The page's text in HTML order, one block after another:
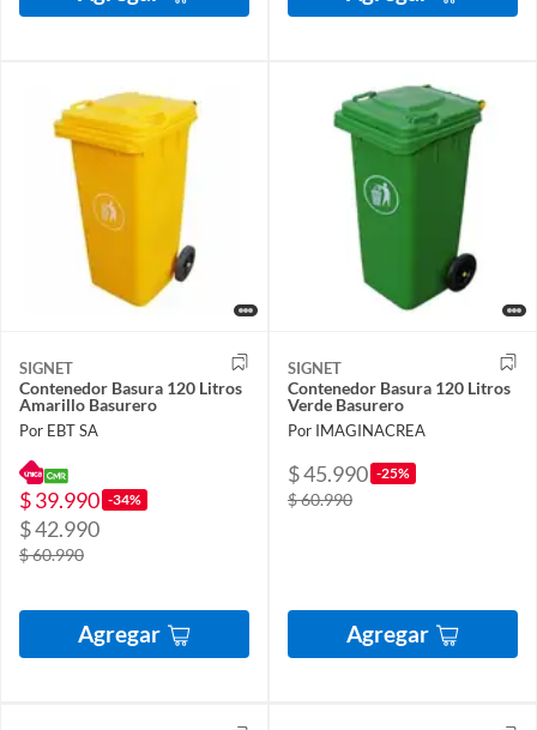
SIGNET
Contenedor Basura 120 Litros
Amarillo Basurero
Por EBT SA
$ 39.990 -34%
$ 42.990
$ 60.990
Agregar
SIGNET
Contenedor Basura 120 Litros
Verde Basurero
Por IMAGINACREA
$ 45.990 -25%
$ 60.990
Agregar